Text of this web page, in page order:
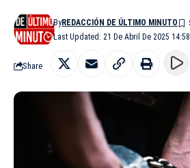
Last Updated: 21 De Abril De 2025 14:58
ByREDACCIÓN DE ÚLTIMO MINUTO
Share